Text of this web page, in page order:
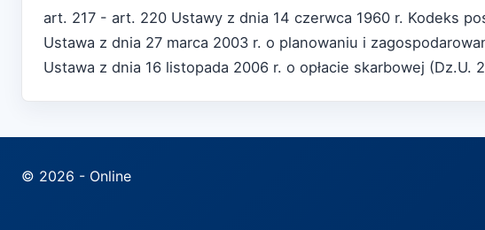
art. 217 - art. 220 Ustawy z dnia 14 czerwca 1960 r. Kodeks
Ustawa z dnia 27 marca 2003 r. o planowaniu i
Ustawa z dnia 16 listopada 2006 r. o opłacie skarbowej (Dz.U.
© 2026 - Online